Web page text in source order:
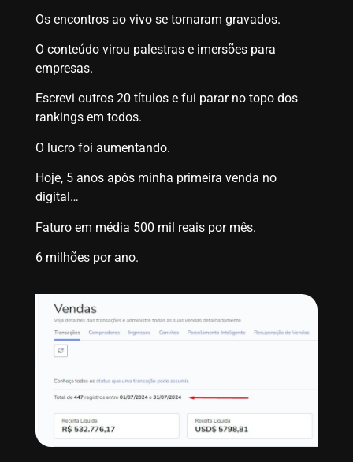
Os encontros ao vivo se tornaram gravados.
O conteúdo virou palestras e imersões para
empresas.
Escrevi outros 20 títulos e fui parar no topo dos
rankings em todos.
O lucro foi aumentando.
Hoje, 5 anos após minha primeira venda no
digital…
Faturo em média 500 mil reais por mês.
6 milhões por ano.